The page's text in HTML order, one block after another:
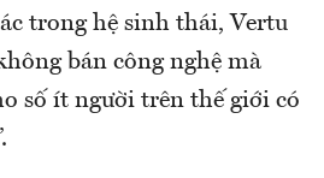
trong hệ sinh thái, Vertu
bán công nghệ mà
số ít người trên thế giới có